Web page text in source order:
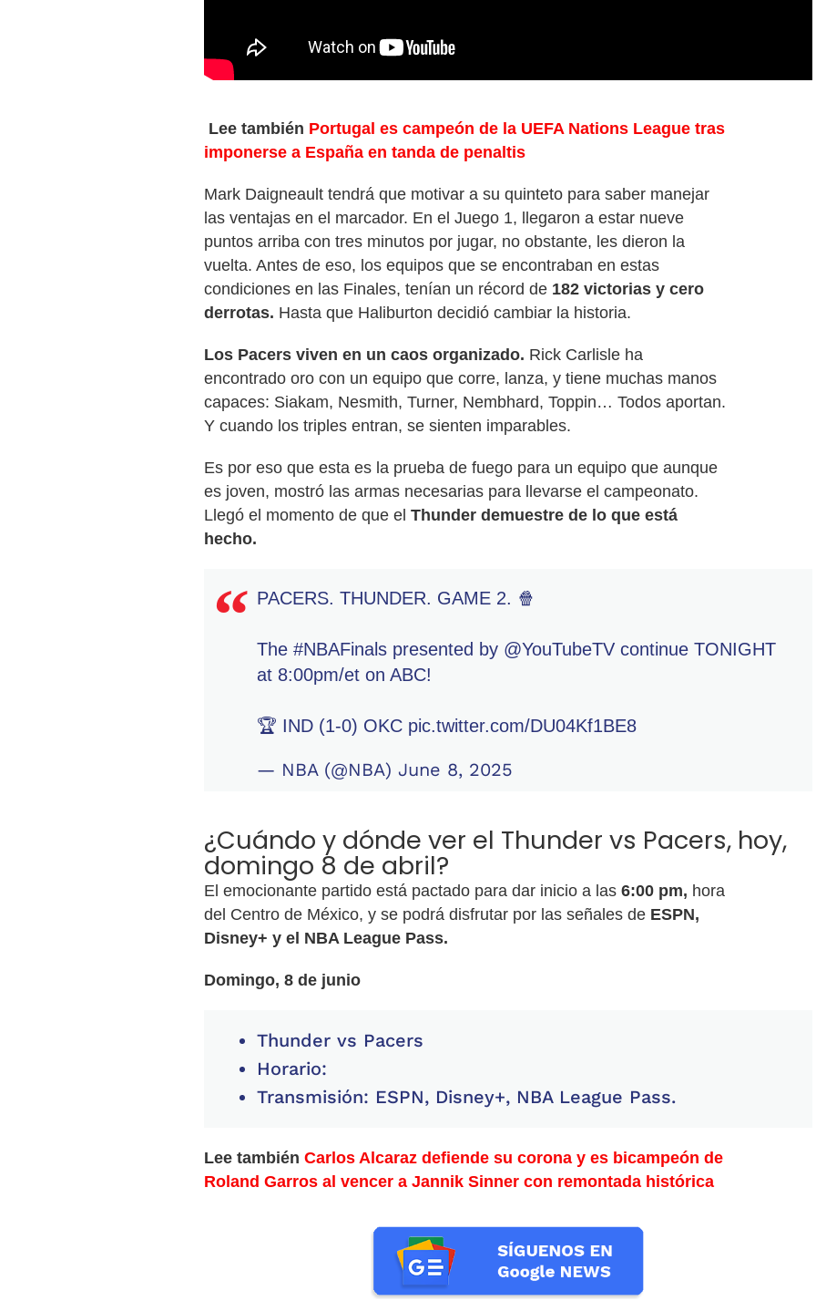
Lee también Portugal es campeón de la UEFA Nations League tras
imponerse a España en tanda de penaltis
Mark Daigneault tendrá que motivar a su quinteto para saber manejar
las ventajas en el marcador. En el Juego 1, llegaron a estar nueve
puntos arriba con tres minutos por jugar, no obstante, les dieron la
vuelta. Antes de eso, los equipos que se encontraban en estas
condiciones en las Finales, tenían un récord de 182 victorias y cero
derrotas. Hasta que Haliburton decidió cambiar la historia.
Los Pacers viven en un caos organizado. Rick Carlisle ha
encontrado oro con un equipo que corre, lanza, y tiene muchas manos
capaces: Siakam, Nesmith, Turner, Nembhard, Toppin… Todos aportan.
Y cuando los triples entran, se sienten imparables.
Es por eso que esta es la prueba de fuego para un equipo que aunque
es joven, mostró las armas necesarias para llevarse el campeonato.
Llegó el momento de que el Thunder demuestre de lo que está
hecho.
PACERS. THUNDER. GAME 2. 🍿
The #NBAFinals presented by @YouTubeTV continue TONIGHT
at 8:00pm/et on ABC!
🏆 IND (1-0) OKC pic.twitter.com/DU04Kf1BE8
— NBA (@NBA) June 8, 2025
¿Cuándo y dónde ver el Thunder vs Pacers, hoy,
domingo 8 de abril?
El emocionante partido está pactado para dar inicio a las 6:00 pm, hora
del Centro de México, y se podrá disfrutar por las señales de ESPN,
Disney+ y el NBA League Pass.
Domingo, 8 de junio
Thunder vs Pacers
Horario:
Transmisión: ESPN, Disney+, NBA League Pass.
Lee también Carlos Alcaraz defiende su corona y es bicampeón de
Roland Garros al vencer a Jannik Sinner con remontada histórica